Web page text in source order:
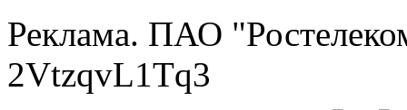
Реклама. ПАО
2VtzqvL1Tq3